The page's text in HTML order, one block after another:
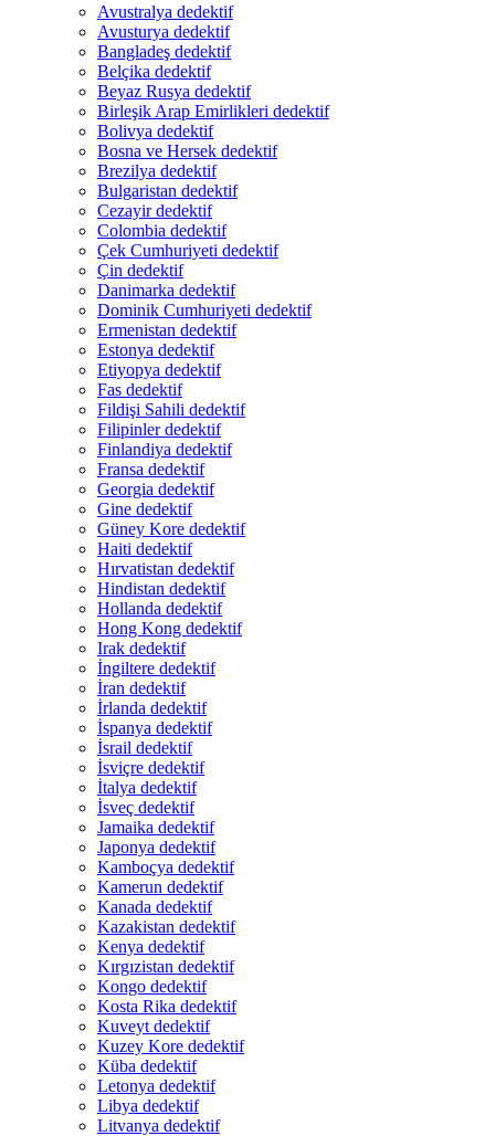
Avustralya dedektif
Avusturya dedektif
Bangladeş dedektif
Belçika dedektif
Beyaz Rusya dedektif
Birleşik Arap Emirlikleri dedektif
Bolivya dedektif
Bosna ve Hersek dedektif
Brezilya dedektif
Bulgaristan dedektif
Cezayir dedektif
Colombia dedektif
Çek Cumhuriyeti dedektif
Çin dedektif
Danimarka dedektif
Dominik Cumhuriyeti dedektif
Ermenistan dedektif
Estonya dedektif
Etiyopya dedektif
Fas dedektif
Fildişi Sahili dedektif
Filipinler dedektif
Finlandiya dedektif
Fransa dedektif
Georgia dedektif
Gine dedektif
Güney Kore dedektif
Haiti dedektif
Hırvatistan dedektif
Hindistan dedektif
Hollanda dedektif
Hong Kong dedektif
Irak dedektif
İngiltere dedektif
İran dedektif
İrlanda dedektif
İspanya dedektif
İsrail dedektif
İsviçre dedektif
İtalya dedektif
İsveç dedektif
Jamaika dedektif
Japonya dedektif
Kamboçya dedektif
Kamerun dedektif
Kanada dedektif
Kazakistan dedektif
Kenya dedektif
Kırgızistan dedektif
Kongo dedektif
Kosta Rika dedektif
Kuveyt dedektif
Kuzey Kore dedektif
Küba dedektif
Letonya dedektif
Libya dedektif
Litvanya dedektif